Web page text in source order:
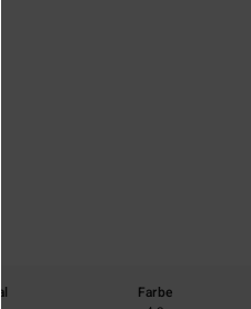
Farbe